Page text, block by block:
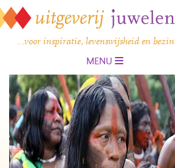
…voor inspiratie, levenswijsheid en
MENU